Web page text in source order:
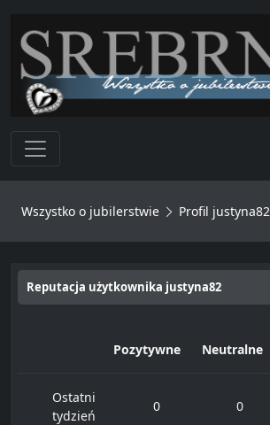
Toggle navigation
Wszystko o jubilerstwie Profil justyna82
Reputacja użytkownika justyna82
Pozytywne Neutralne
Ostatni
tydzień
0 0